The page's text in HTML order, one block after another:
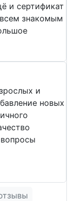
и сертификат
знакомым
и
новых